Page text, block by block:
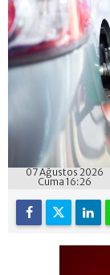
07 Ağustos 2026
Cuma 16:26